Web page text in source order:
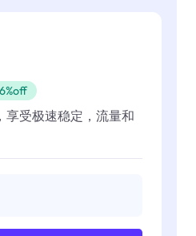
享受极速稳定，流量和